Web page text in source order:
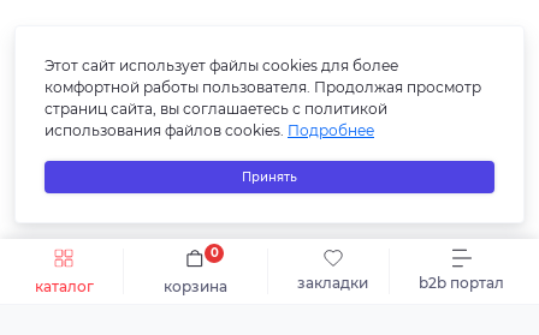
каталог закладки
корзина
0
b2b портал
Быстрый заказ В корзину
Подпишитесь на рассылку
Этот сайт использует файлы cookies для более
комфортной работы пользователя. Продолжая просмотр
страниц сайта, вы соглашаетесь с политикой
использования файлов cookies. Подробнее
Принять